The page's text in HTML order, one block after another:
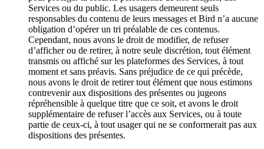
Services ou du public. Les usagers demeurent seuls
responsables du contenu de leurs messages et Bird n’a aucune
obligation d’opérer un tri préalable de ces contenus.
Cependant, nous avons le droit de modifier, de refuser
d’afficher ou de retirer, à notre seule discrétion, tout élément
transmis ou affiché sur les plateformes des Services, à tout
moment et sans préavis. Sans préjudice de ce qui précède,
nous avons le droit de retirer tout élément que nous estimons
contrevenir aux dispositions des présentes ou jugeons
répréhensible à quelque titre que ce soit, et avons le droit
supplémentaire de refuser l’accès aux Services, ou à toute
partie de ceux-ci, à tout usager qui ne se conformerait pas aux
dispositions des présentes.